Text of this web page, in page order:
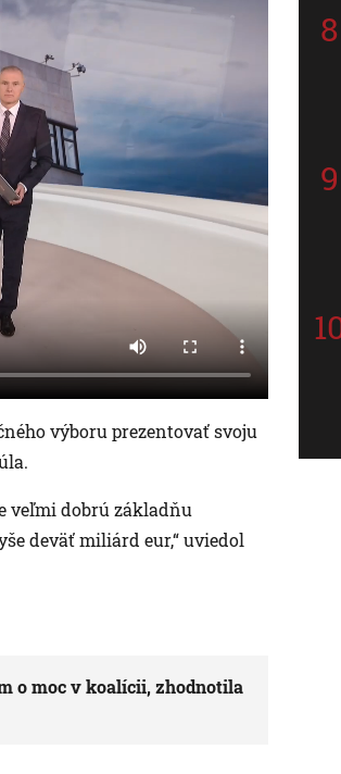
výboru prezentovať svoju
veľmi dobrú základňu
deväť miliárd eur,“ uviedol
o moc v koalícii, zhodnotila